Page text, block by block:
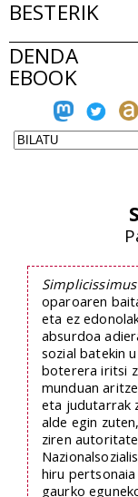
BESTERIK
DENDA
EBOOK
Simplicissimus
oparoaren
eta ez
absurdoa
sozial batekin
boterera iritsi
munduan
eta judutarrak
alde egin
ziren
hiru
gaurko